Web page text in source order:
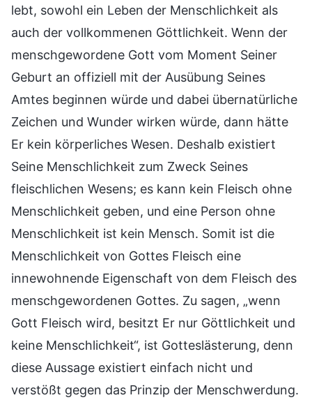
lebt, sowohl ein Leben der Menschlichkeit als
auch der vollkommenen Göttlichkeit. Wenn der
menschgewordene Gott vom Moment Seiner
Geburt an offiziell mit der Ausübung Seines
Amtes beginnen würde und dabei übernatürliche
Zeichen und Wunder wirken würde, dann hätte
Er kein körperliches Wesen. Deshalb existiert
Seine Menschlichkeit zum Zweck Seines
fleischlichen Wesens; es kann kein Fleisch ohne
Menschlichkeit geben, und eine Person ohne
Menschlichkeit ist kein Mensch. Somit ist die
Menschlichkeit von Gottes Fleisch eine
innewohnende Eigenschaft von dem Fleisch des
menschgewordenen Gottes. Zu sagen, „wenn
Gott Fleisch wird, besitzt Er nur Göttlichkeit und
keine Menschlichkeit“, ist Gotteslästerung, denn
diese Aussage existiert einfach nicht und
verstößt gegen das Prinzip der Menschwerdung.